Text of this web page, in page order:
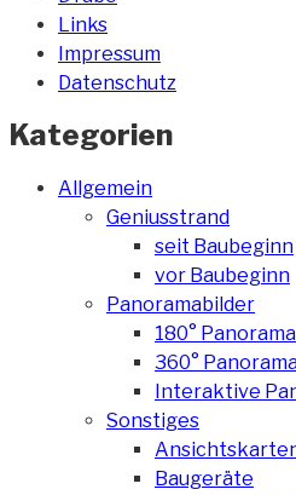
Links
Impressum
Datenschutz
Kategorien
Allgemein
Geniusstrand
seit Baubeginn
vor Baubeginn
Panoramabilder
180° Panorama
360°
Interaktive
Sonstiges
Baugeräte